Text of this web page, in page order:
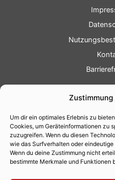
Um dir ein optimales Erlebnis zu
Cookies, um Geräteinformationen zu
zuzugreifen. Wenn du diesen
wie das Surfverhalten oder
Wenn du deine Zustimmung nicht
bestimmte Merkmale und Funktionen